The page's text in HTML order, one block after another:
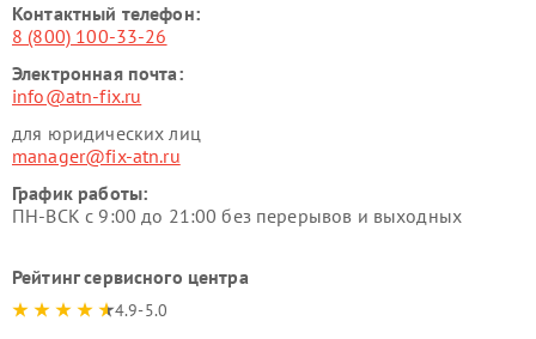
Контактный телефон:
8 (800) 100-33-26
Электронная почта:
info@atn-fix.ru
для юридических лиц
manager@fix-atn.ru
График работы:
ПН-ВСК с 9:00 до 21:00 без перерывов и выходных
Рейтинг сервисного центра
4.9-5.0